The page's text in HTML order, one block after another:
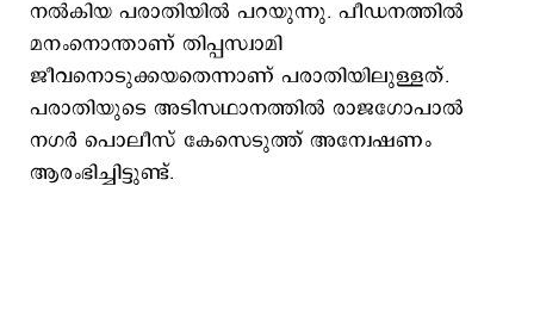
നൽകിയ പരാതിയിൽ പറയുന്നു. പീഡനത്തിൽ
മനംനൊന്താണ് തിപ്പസ്വാമി
ജീവനൊടുക്കയതെന്നാണ് പരാതിയിലുള്ളത്.
പരാതിയുടെ അടിസഥാനത്തില്‍ രാജഗോപാല്‍
നഗര്‍ പൊലീസ് കേസെടുത്ത് അന്വേഷണം
ആരംഭിച്ചിട്ടുണ്ട്.